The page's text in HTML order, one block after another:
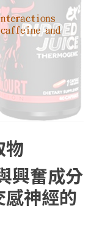
物
興奮成分
神經的